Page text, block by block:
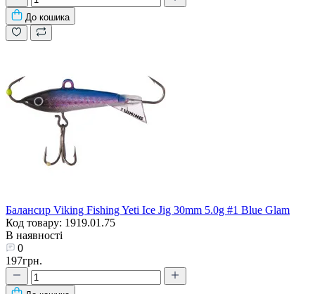
До кошика
Балансир Viking Fishing Yeti Ice Jig 30mm 5.0g #1 Blue Glam
Код товару: 1919.01.75
В наявності
0
197грн.